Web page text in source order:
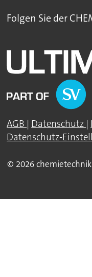
Folgen Sie der
AGB | Datenschutz |
Datenschutz-
© 2026